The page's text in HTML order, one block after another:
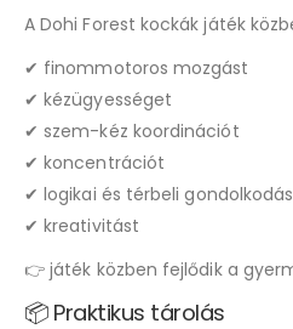
A Dohi Forest kockák játék
✔ finommotoros mozgást
✔ kézügyességet
✔ szem-kéz koordinációt
✔ koncentrációt
✔ logikai és térbeli
✔ kreativitást
👉 játék közben fejlődik a
📦 Praktikus tárolás